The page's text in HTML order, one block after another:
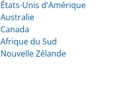
États-Unis d'Amérique
Australie
Canada
Afrique du Sud
Nouvelle Zélande